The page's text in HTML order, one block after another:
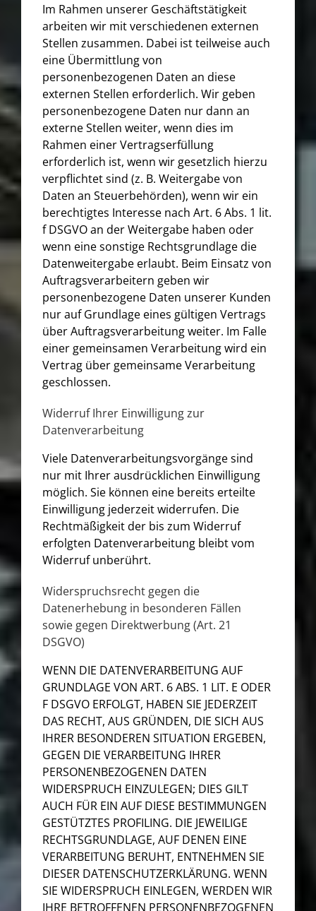
Im Rahmen unserer Geschäftstätigkeit
arbeiten wir mit verschiedenen externen
Stellen zusammen. Dabei ist teilweise auch
eine Übermittlung von
personenbezogenen Daten an diese
externen Stellen erforderlich. Wir geben
personenbezogene Daten nur dann an
externe Stellen weiter, wenn dies im
Rahmen einer Vertragserfüllung
erforderlich ist, wenn wir gesetzlich hierzu
verpflichtet sind (z. B. Weitergabe von
Daten an Steuerbehörden), wenn wir ein
berechtigtes Interesse nach Art. 6 Abs. 1 lit.
f DSGVO an der Weitergabe haben oder
wenn eine sonstige Rechtsgrundlage die
Datenweitergabe erlaubt. Beim Einsatz von
Auftragsverarbeitern geben wir
personenbezogene Daten unserer Kunden
nur auf Grundlage eines gültigen Vertrags
über Auftragsverarbeitung weiter. Im Falle
einer gemeinsamen Verarbeitung wird ein
Vertrag über gemeinsame Verarbeitung
geschlossen.
Widerruf Ihrer Einwilligung zur
Datenverarbeitung
Viele Datenverarbeitungsvorgänge sind
nur mit Ihrer ausdrücklichen Einwilligung
möglich. Sie können eine bereits erteilte
Einwilligung jederzeit widerrufen. Die
Rechtmäßigkeit der bis zum Widerruf
erfolgten Datenverarbeitung bleibt vom
Widerruf unberührt.
Widerspruchsrecht gegen die
Datenerhebung in besonderen Fällen
sowie gegen Direktwerbung (Art. 21
DSGVO)
WENN DIE DATENVERARBEITUNG AUF
GRUNDLAGE VON ART. 6 ABS. 1 LIT. E ODER
F DSGVO ERFOLGT, HABEN SIE JEDERZEIT
DAS RECHT, AUS GRÜNDEN, DIE SICH AUS
IHRER BESONDEREN SITUATION ERGEBEN,
GEGEN DIE VERARBEITUNG IHRER
PERSONENBEZOGENEN DATEN
WIDERSPRUCH EINZULEGEN; DIES GILT
AUCH FÜR EIN AUF DIESE BESTIMMUNGEN
GESTÜTZTES PROFILING. DIE JEWEILIGE
RECHTSGRUNDLAGE, AUF DENEN EINE
VERARBEITUNG BERUHT, ENTNEHMEN SIE
DIESER DATENSCHUTZERKLÄRUNG. WENN
SIE WIDERSPRUCH EINLEGEN, WERDEN WIR
IHRE BETROFFENEN PERSONENBEZOGENEN